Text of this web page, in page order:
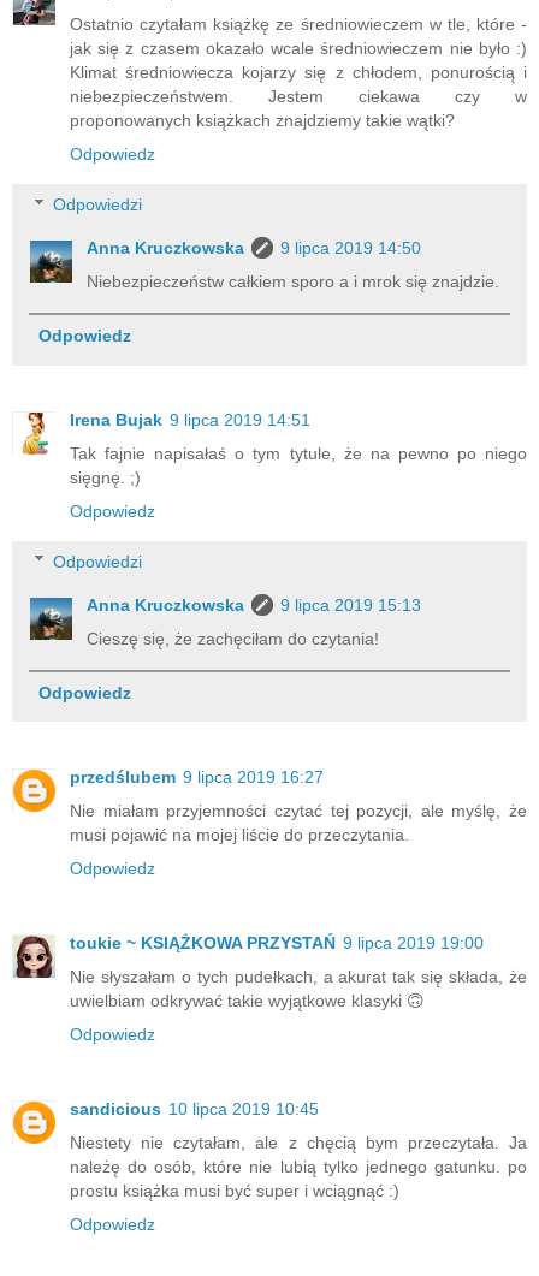
Ostatnio czytałam książkę ze średniowieczem w tle, które -
jak się z czasem okazało wcale średniowieczem nie było :)
Klimat średniowiecza kojarzy się z chłodem, ponurością i
niebezpieczeństwem. Jestem ciekawa czy w
proponowanych książkach znajdziemy takie wątki?
Odpowiedz
Odpowiedzi
Anna Kruczkowska
9 lipca 2019 14:50
Niebezpieczeństw całkiem sporo a i mrok się znajdzie.
Odpowiedz
Irena Bujak 9 lipca 2019 14:51
Tak fajnie napisałaś o tym tytule, że na pewno po niego
sięgnę. ;)
Odpowiedz
Odpowiedzi
Anna Kruczkowska
9 lipca 2019 15:13
Cieszę się, że zachęciłam do czytania!
Odpowiedz
przedślubem 9 lipca 2019 16:27
Nie miałam przyjemności czytać tej pozycji, ale myślę, że
musi pojawić na mojej liście do przeczytania.
Odpowiedz
toukie ~ KSIĄŻKOWA PRZYSTAŃ 9 lipca 2019 19:00
Nie słyszałam o tych pudełkach, a akurat tak się składa, że
uwielbiam odkrywać takie wyjątkowe klasyki 🙃
Odpowiedz
sandicious 10 lipca 2019 10:45
Niestety nie czytałam, ale z chęcią bym przeczytała. Ja
należę do osób, które nie lubią tylko jednego gatunku. po
prostu książka musi być super i wciągnąć :)
Odpowiedz